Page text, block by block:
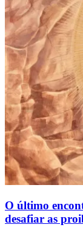
O último
desafiar as